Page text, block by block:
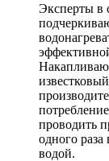
Эксперты в
проводить
одного раза
водой.